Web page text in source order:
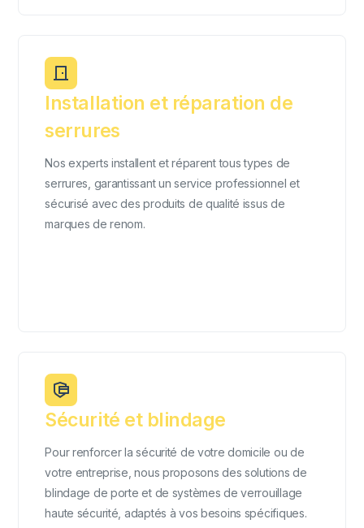
Installation et réparation de
serrures
Nos experts installent et réparent tous types de
serrures, garantissant un service professionnel et
sécurisé avec des produits de qualité issus de
marques de renom.
Sécurité et blindage
Pour renforcer la sécurité de votre domicile ou de
votre entreprise, nous proposons des solutions de
blindage de porte et de systèmes de verrouillage
haute sécurité, adaptés à vos besoins spécifiques.